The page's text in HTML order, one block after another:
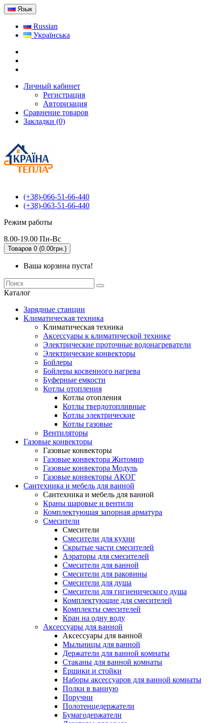
Язык
Russian
Українська
Личный кабинет
Регистрация
Авторизация
Сравнение товаров
Закладки (0)
(+38)-066-51-66-440
(+38)-063-51-66-440
Режим работы
8.00-19.00 Пн-Вс
Товаров 0 (0.00грн.)
Ваша корзина пуста!
Каталог
Зарядные станции
Климатическая техника
Климатическая техника
Аксессуары к климатической технике
Электрические проточные водонагреватели
Электрические конвекторы
Бойлеры
Бойлеры косвенного нагрева
Буферные емкости
Котлы отопления
Котлы отопления
Котлы твердотопливные
Котлы электрические
Котлы газовые
Вентиляторы
Газовые конвекторы
Газовые конвекторы
Газовые конвектора Житомир
Газовые конвектора Модуль
Газовые конвекторы АКОГ
Сантехника и мебель для ванной
Сантехника и мебель для ванной
Краны шаровые и вентили
Комплектующая запорная арматура
Смесители
Смесители
Смесители для кухни
Скрытые части смесителей
Аэраторы для смесителей
Смесители для ванной
Смесители для раковины
Смесители для душа
Смесители для гигиенического душа
Комплектующие для смесителей
Комплекты смесителей
Кран на одну воду
Аксессуары для ванной
Аксессуары для ванной
Мыльницы для ванной
Держатели для ванной комнаты
Стаканы для ванной комнаты
Ёршики и стойки
Наборы аксессуаров для ванной комнаты
Полки в ванную
Поручни
Полотенцедержатели
Бумагодержатели